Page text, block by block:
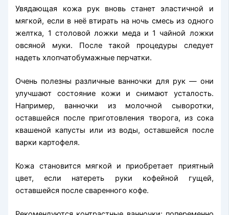
Увядающая кожа рук вновь станет эластичной и
мягкой, если в неё втирать на ночь смесь из одного
желтка, 1 столовой ложки меда и 1 чайной ложки
овсяной муки. После такой процедуры следует
надеть хлопчатобумажные перчатки.
Очень полезны различные ванночки для рук — они
улучшают состояние кожи и снимают усталость.
Например, ванночки из молочной сыворотки,
оставшейся после приготовления творога, из сока
квашеной капусты или из воды, оставшейся после
варки картофеля.
Кожа становится мягкой и приобретает приятный
цвет, если натереть руки кофейной гущей,
оставшейся после сваренного кофе.